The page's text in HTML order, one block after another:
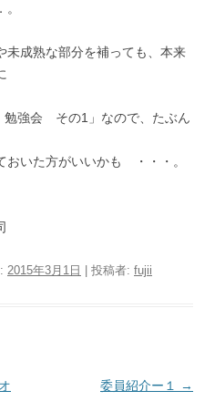
未成熟な部分を補っても、本来
勉強会 その1」なので、たぶん
おいた方がいいかも ・・・。
2015年3月1日 投稿者: fujii
委員紹介ー１ →